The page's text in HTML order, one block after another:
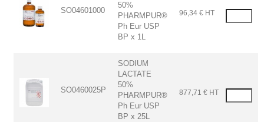
SO04601000
50%
PHARMPUR®
Ph Eur USP
BP x 1L
96,34 € HT
SO0460025P
SODIUM
LACTATE
50%
PHARMPUR®
Ph Eur USP
BP x 25L
877,71 € HT